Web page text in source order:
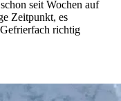
seit Wochen auf
Zeitpunkt, es
richtig